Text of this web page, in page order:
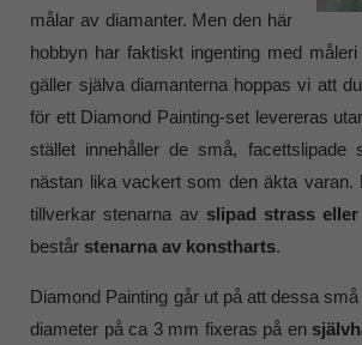
målar av diamanter. Men den här
hobbyn har faktiskt ingenting med
gäller själva diamanterna hoppas vi att
för ett Diamond Painting-set levereras
stället innehåller de små, facettslipade
nästan lika vackert som den äkta varan.
tillverkar stenarna av slipad strass
består stenarna av konstharts.
Diamond Painting går ut på att dessa
diameter på ca 3 mm fixeras på en